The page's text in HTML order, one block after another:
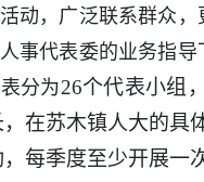
动，广泛联系群众
事代表委的业务指导
分为26个代表小组
在苏木镇人大的具
每季度至少开展一